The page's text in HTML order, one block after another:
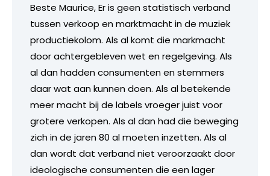
Beste Maurice, Er is geen statistisch verband
tussen verkoop en marktmacht in de muziek
productiekolom. Als al komt die markmacht
door achtergebleven wet en regelgeving. Als
al dan hadden consumenten en stemmers
daar wat aan kunnen doen. Als al betekende
meer macht bij de labels vroeger juist voor
grotere verkopen. Als al dan had die beweging
zich in de jaren 80 al moeten inzetten. Als al
dan wordt dat verband niet veroorzaakt door
ideologische consumenten die een lager